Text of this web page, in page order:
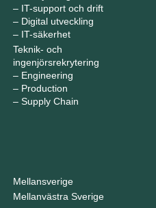
– IT-support och drift
– Digital utveckling
– IT-säkerhet
Teknik- och
ingenjörsrekrytering
– Engineering
– Production
– Supply Chain
Mellansverige
Mellanvästra Sverige